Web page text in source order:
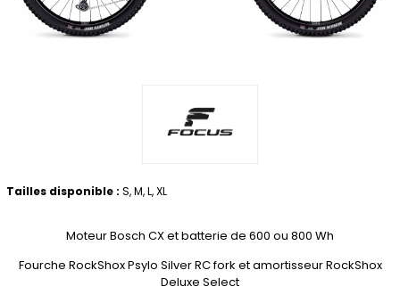
Tailles disponible : S, M, L, XL
Moteur Bosch CX et batterie de 600 ou 800 Wh
Fourche RockShox Psylo Silver RC fork et amortisseur RockShox
Deluxe Select